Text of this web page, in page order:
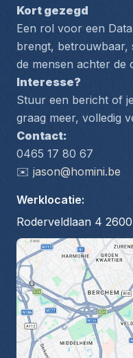
Kort gezegd
Een rol voor een
brengt, betrouwbaar,
de mensen achter de
Interesse?
Stuur een bericht of
graag meer, volledig
Contact:
0465 17 80 67
✉️ jason@homini.be
Werklocatie:
Roderveldlaan 4